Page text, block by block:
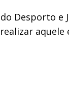
Desporto e
aquele